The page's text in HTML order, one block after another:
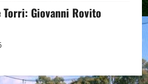
Giovanni Rovito